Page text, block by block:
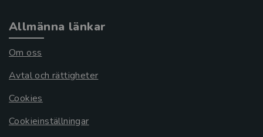
Allmänna länkar
Om oss
Avtal och rättigheter
Cookies
Cookieinställningar